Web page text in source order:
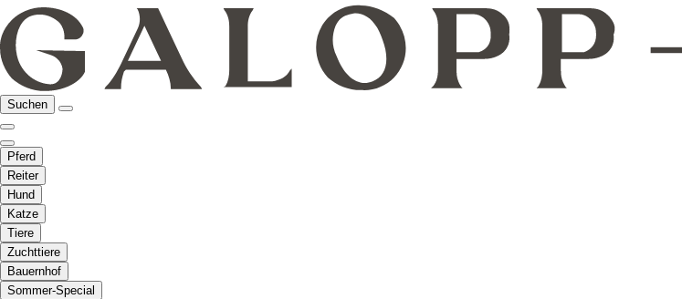
Suchen
Pferd
Reiter
Hund
Katze
Tiere
Zuchttiere
Bauernhof
Sommer-Special